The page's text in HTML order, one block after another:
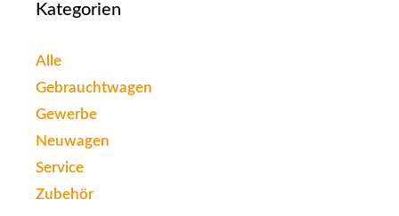
Kategorien
Alle
Gebrauchtwagen
Gewerbe
Neuwagen
Service
Zubehör